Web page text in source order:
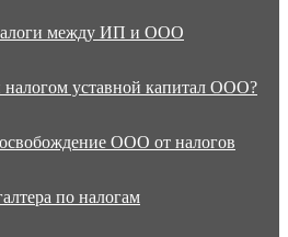
между ИП и ООО
налогом уставной капитал ООО?
ООО от налогов
по налогам